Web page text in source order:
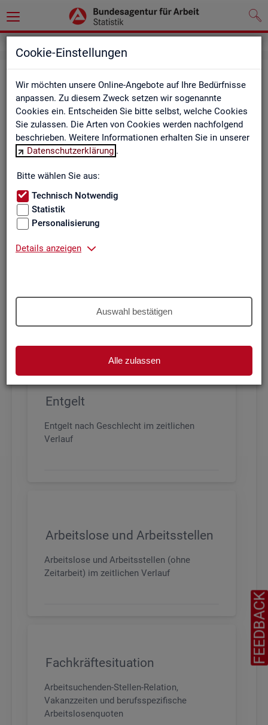
Cookie-Einstellungen
Wir möchten unsere Online-Angebote auf Ihre Bedürfnisse
anpassen. Zu diesem Zweck setzen wir sogenannte
Cookies ein. Entscheiden Sie bitte selbst, welche Cookies
Sie zulassen. Die Arten von Cookies werden nachfolgend
beschrieben. Weitere Informationen erhalten Sie in unserer
Datenschutzerklärung .
Bitte wählen Sie aus:
Technisch Notwendig
Statistik
Personalisierung
Details anzeigen
Auswahl bestätigen
Alle zulassen
Be­ru­fe auf einen Blick
Die Dia­gram­me und Ta­bel­len wer­den jähr­lich ak­tua­li­siert und
ent­hal­ten In­for­ma­tio­nen zu den The­men Be­schäf­ti­gung, Ent­
gelt, Ar­beits­lo­sig­keit, ge­mel­de­te Ar­beits­stel­len und Fach­kräf­
te­be­darf aller Be­ru­fe sowie der MINT- und In­ge­nieur­be­ru­fe dif­
fe­ren­ziert nach dem An­for­de­rungs­ni­veau (z.B. Fach­kräf­te) für
Deutsch­land, Län­der und Agen­tur­be­zir­ke
Bitte wäh­len Sie ein Thema aus
Arbeitszeit und Anforderungsniveau, sowie
den wichtigsten Branchen
Entgelt
Entgelt nach Geschlecht im zeitlichen
Verlauf
Arbeitslose und Arbeitsstellen
Arbeitslose und Arbeitsstellen (ohne
Zeitarbeit) im zeitlichen Verlauf
Fachkräftesituation
Arbeitsuchenden-Stellen-Relation,
Vakanzzeiten und berufsspezifische
Arbeitslosenquoten
FEEDBACK